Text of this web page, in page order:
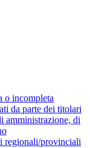
o incompleta
da parte dei titolari
amministrazione, di
regionali/provinciali